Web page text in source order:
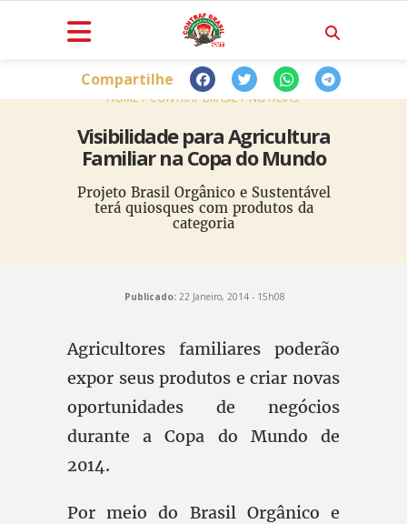
HOME CONTRAF BRASIL NOTÍCIAS
Visibilidade para Agricultura
Familiar na Copa do Mundo
Projeto Brasil Orgânico e Sustentável
terá quiosques com produtos da
categoria
Compartilhe
Publicado: 22 Janeiro, 2014 - 15h08
Agricultores familiares poderão
expor seus produtos e criar novas
oportunidades de negócios
durante a Copa do Mundo de
2014.
Por meio do Brasil Orgânico e